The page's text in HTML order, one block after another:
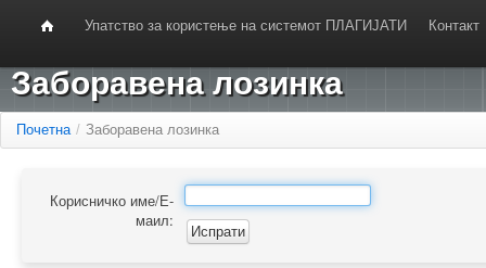
Упатство за користење на системот ПЛАГИЈАТИ Контакт
Заборавена лозинка
Почетна / Заборавена лозинка
Корисничко име/Е-
маил: